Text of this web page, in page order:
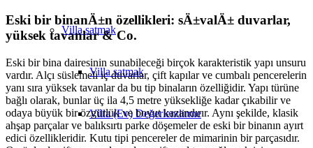
Villasatmak
Villa satmak
Villa (Ev) Değerlendirme
Eski bir binanÄ±n özellikleri: sÄ±valÄ± duvarlar,
yüksek tavanlar & Co.
Eski bir bina dairesinin sunabileceği birçok karakteristik yapı unsuru
vardır. Alçı süslemeli iç duvarlar, çift kapılar ve cumbalı pencerelerin
yanı sıra yüksek tavanlar da bu tip binaların özelliğidir. Yapı türüne
bağlı olarak, bunlar üç ila 4,5 metre yüksekliğe kadar çıkabilir ve
odaya büyük bir özgürlük ve boyut kazandırır. Aynı şekilde, klasik
ahşap parçalar ve balıksırtı parke döşemeler de eski bir binanın ayırt
edici özellikleridir. Kutu tipi pencereler de mimarinin bir parçasıdır.